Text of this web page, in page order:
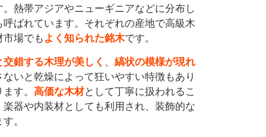
熱帯アジアやニューギニアなどに分布し
ばれています。それぞれの産地で高級木
場でもよく知られた銘木です。
錯する木理が美しく 、 縞状の模様が現れ
いと乾燥によって狂いやすい特徴もあり
す。 高価な木材として丁寧に扱われるこ
器や内装材としても利用され、装飾的な
。